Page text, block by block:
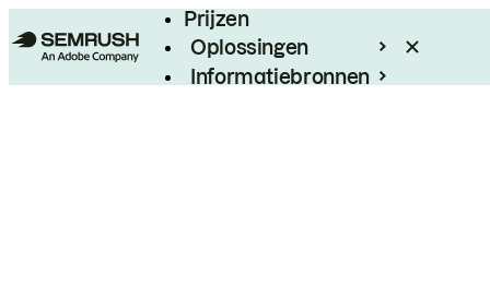
Prijzen
Oplossingen
Informatiebronnen